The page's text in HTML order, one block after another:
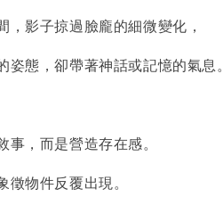
，影子掠過臉龐的細微變化，
姿態，卻帶著神話或記憶的氣息。
，而是營造存在感。
徵物件反覆出現。